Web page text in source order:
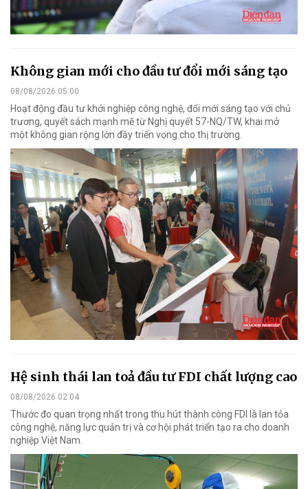
Không gian mới cho đầu tư đổi mới sáng tạo
08/08/2026 05:00
Hoạt động đầu tư khởi nghiệp công nghệ, đổi mới sáng tạo với chủ
trương, quyết sách mạnh mẽ từ Nghị quyết 57-NQ/TW, khai mở
một không gian rộng lớn đầy triển vọng cho thị trường.
Hệ sinh thái lan toả đầu tư FDI chất lượng cao
08/08/2026 02:04
Thước đo quan trọng nhất trong thu hút thành công FDI là lan tỏa
công nghệ, năng lực quản trị và cơ hội phát triển tạo ra cho doanh
nghiệp Việt Nam.